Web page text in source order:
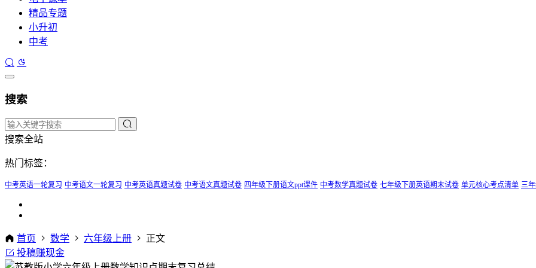
精品专题
小升初
中考
搜索
搜索全站
热门标签：
中考英语一轮复习 中考语文一轮复习 中考英语真题试卷 中考语文真题试卷 四年级下册语文ppt课件 中考数学真题试卷 七年级下册英语期末试卷 单元核心考点清单 三
首页 数学 六年级上册
正文
投稿赚现金